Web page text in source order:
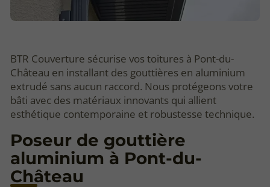
BTR Couverture sécurise vos toitures à Pont-du-
Château en installant des gouttières en aluminium
extrudé sans aucun raccord. Nous protégeons votre
bâti avec des matériaux innovants qui allient
esthétique contemporaine et robustesse technique.
Poseur de gouttière
aluminium à Pont-du-
Château